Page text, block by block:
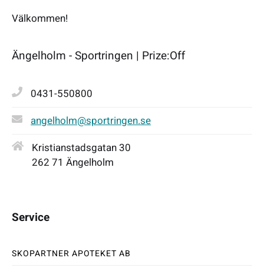
Välkommen!
Ängelholm - Sportringen | Prize:Off
0431-550800
angelholm@sportringen.se
Kristianstadsgatan 30
262 71 Ängelholm
Service
SKOPARTNER APOTEKET AB